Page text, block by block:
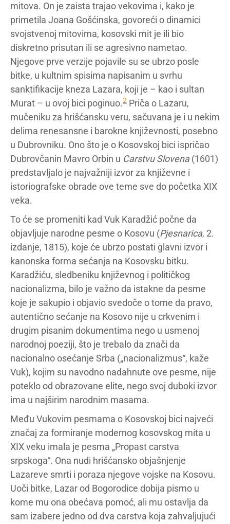
mitova. On je zaista trajao vekovima i, kako je
primetila Joana Gošćinska, govoreći o dinamici
svojstvenoj mitovima, kosovski mit je ili bio
diskretno prisutan ili se agresivno nametao.
Njegove prve verzije pojavile su se ubrzo posle
bitke, u kultnim spisima napisanim u svrhu
sanktifikacije kneza Lazara, koji je – kao i sultan
Murat – u ovoj bici poginuo.2 Priča o Lazaru,
mučeniku za hrišćansku veru, sačuvana je i u nekim
delima renesansne i barokne književnosti, posebno
u Dubrovniku. Ono što je o Kosovskoj bici ispričao
Dubrovčanin Mavro Orbin u Carstvu Slovena(1601)
predstavljalo je najvažniji izvor za književne i
istoriografske obrade ove teme sve do početka XIX
veka.
To će se promeniti kad Vuk Karadžić počne da
objavljuje narodne pesme o Kosovu (Pjesnarica, 2.
izdanje, 1815), koje će ubrzo postati glavni izvor i
kanonska forma sećanja na Kosovsku bitku.
Karadžiću, sledbeniku književnog i političkog
nacionalizma, bilo je važno da istakne da pesme
koje je sakupio i objavio svedoče o tome da pravo,
autentično sećanje na Kosovo nije u crkvenim i
drugim pisanim dokumentima nego u usmenoj
narodnoj poeziji, što je trebalo da znači da
nacionalno osećanje Srba („nacionalizmus“, kaže
Vuk), kojim su navodno nadahnute ove pesme, nije
poteklo od obrazovane elite, nego svoj duboki izvor
ima u najširim narodnim masama.
Među Vukovim pesmama o Kosovskoj bici najveći
značaj za formiranje modernog kosovskog mita u
XIX veku imala je pesma „Propast carstva
srpskoga“. Ona nudi hrišćansko objašnjenje
Lazareve smrti i poraza njegove vojske na Kosovu.
Uoči bitke, Lazar od Bogorodice dobija pismo u
kome mu ona obećava pomoć, ali mu ostavlja da
sam izabere jedno od dva carstva koja zahvaljujući